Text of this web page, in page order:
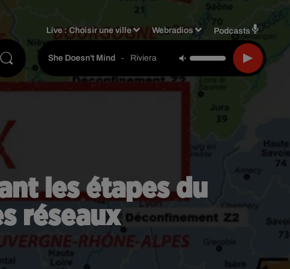
Live :Choisir une ville Webradios Podcasts
She Doesn't Mind - Riviera
les étapes du
réseaux